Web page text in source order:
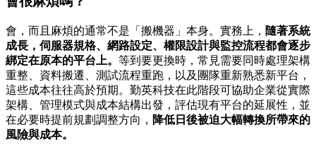
會，而且麻煩的通常不是「搬機器」本身。實務上， 隨著系統
成長，伺服器規格、網路設定、權限設計與監控流程都會逐步
綁定在原本的平台上。 等到要更換時，常見需要同時處理架構
重整、資料搬遷、測試流程重跑，以及團隊重新熟悉新平台，
這些成本往往高於預期。勤英科技在此階段可協助企業從實際
架構、管理模式與成本結構出發，評估現有平台的延展性，並
在必要時提前規劃調整方向， 降低日後被迫大幅轉換所帶來的
風險與成本。